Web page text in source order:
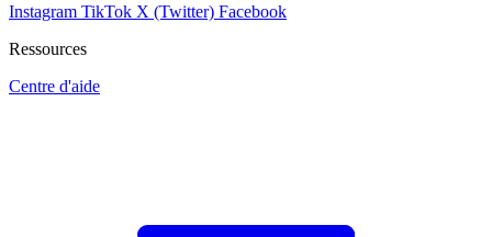
Instagram TikTok X (Twitter) Facebook
Ressources
Centre d'aide